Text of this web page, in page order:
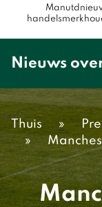
Nieuws
Thuis »
»